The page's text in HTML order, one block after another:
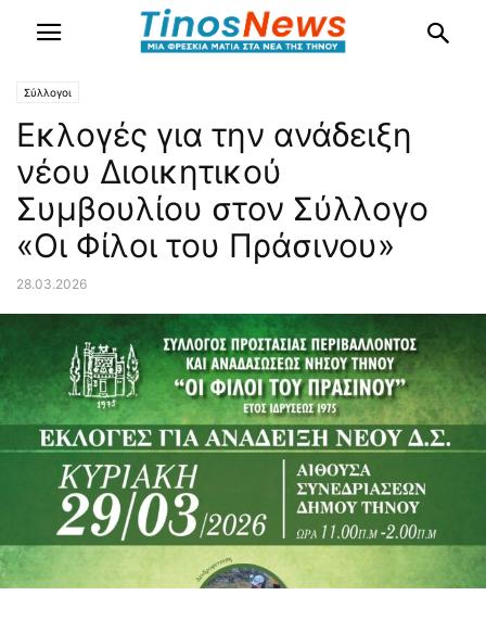
Σύλλογοι
Εκλογές για την ανάδειξη
νέου Διοικητικού
Συμβουλίου στον Σύλλογο
«Οι Φίλοι του Πράσινου»
28.03.2026